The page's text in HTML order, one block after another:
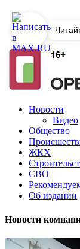
Новости
Видео
Общество
ЖКХ
СВО
Об издании
Новости